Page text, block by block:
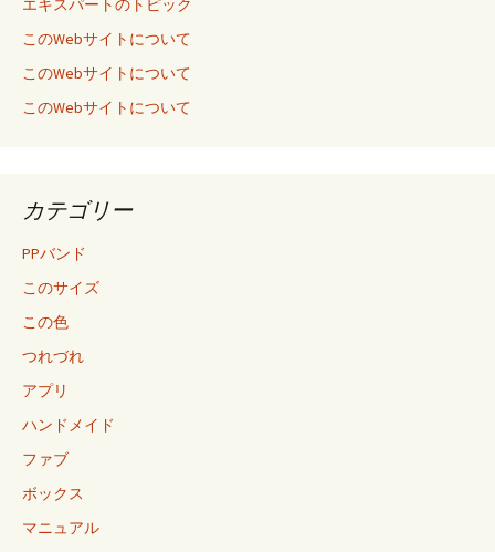
このWebサイトについて
このWebサイトについて
このWebサイトについて
カテゴリー
PPバンド
このサイズ
この色
つれづれ
アプリ
ハンドメイド
ファブ
ボックス
マニュアル